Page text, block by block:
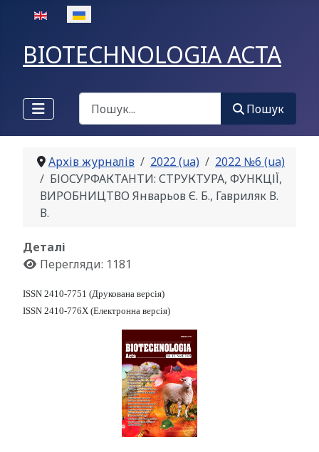
Оберіть свою мову
BIOTECHNOLOGIA ACTA
Пошук
Пошук
Архів журналів 2022 (ua)
2022 №6 (ua)
БІОСУРФАКТАНТИ: СТРУКТУРА, ФУНКЦІЇ,
ВИРОБНИЦТВО Январьов Є. Б., Гавриляк В.
В.
Деталі
Перегляди: 1181
ISSN 2410-7751 (Друкована версія)
ISSN 2410-776X (Електронна версія)